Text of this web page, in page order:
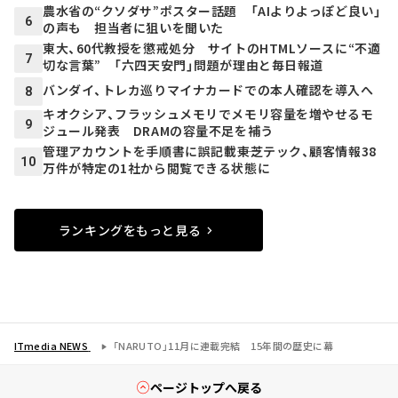
6
農水省の“クソダサ”ポスター話題 「AIよりよっぽど良い」
の声も 担当者に狙いを聞いた
7
東大、60代教授を懲戒処分 サイトのHTMLソースに“不適
切な言葉” 「六四天安門」問題が理由と毎日報道
8 バンダイ、トレカ巡りマイナカードでの本人確認を導入へ
9
キオクシア、フラッシュメモリでメモリ容量を増やせるモ
ジュール発表 DRAMの容量不足を補う
10
管理アカウントを手順書に誤記載――東芝テック、顧客情報38
万件が特定の1社から閲覧できる状態に
ランキングをもっと見る
ITmedia NEWS 「NARUTO」11月に連載完結 15年間の歴史に幕
ページトップへ戻る